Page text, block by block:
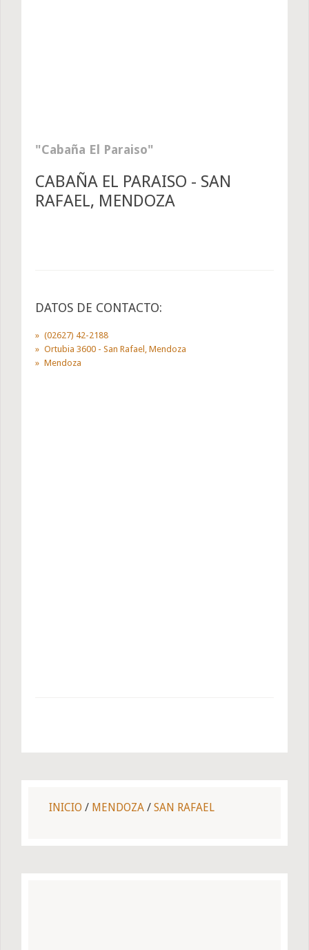
Cabaña El Paraiso
CABAÑA EL PARAISO - SAN
RAFAEL, MENDOZA
DATOS DE CONTACTO:
(02627) 42-2188
Ortubia 3600 - San Rafael, Mendoza
Mendoza
INICIO / MENDOZA / SAN RAFAEL